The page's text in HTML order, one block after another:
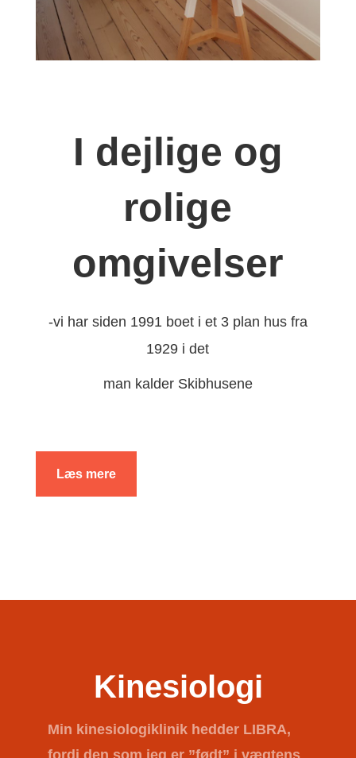
I dejlige og
rolige
omgivelser
-vi har siden 1991 boet i et 3 plan hus fra
1929 i det
man kalder Skibhusene
Læs mere
Kinesiologi
Min kinesiologiklinik hedder LIBRA,
fordi den som jeg er ”født” i vægtens